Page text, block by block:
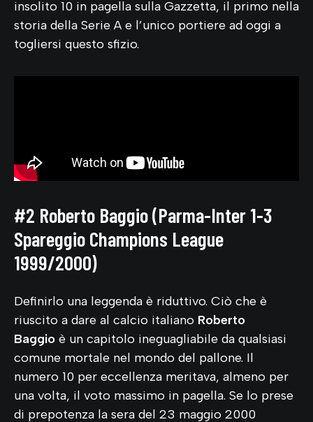
insolito 10 in pagella sulla Gazzetta, il primo nella
storia della Serie A e l’unico portiere ad oggi a
togliersi questo sfizio.
#2 Roberto Baggio (Parma-Inter 1-3
Spareggio Champions League
1999/2000)
Definirlo una leggenda è riduttivo. Ciò che è
riuscito a dare al calcio italiano Roberto
Baggio è un capitolo ineguagliabile da qualsiasi
comune mortale nel mondo del pallone. Il
numero 10 per eccellenza meritava, almeno per
una volta, il voto massimo in pagella. Se lo prese
di prepotenza la sera del 23 maggio 2000